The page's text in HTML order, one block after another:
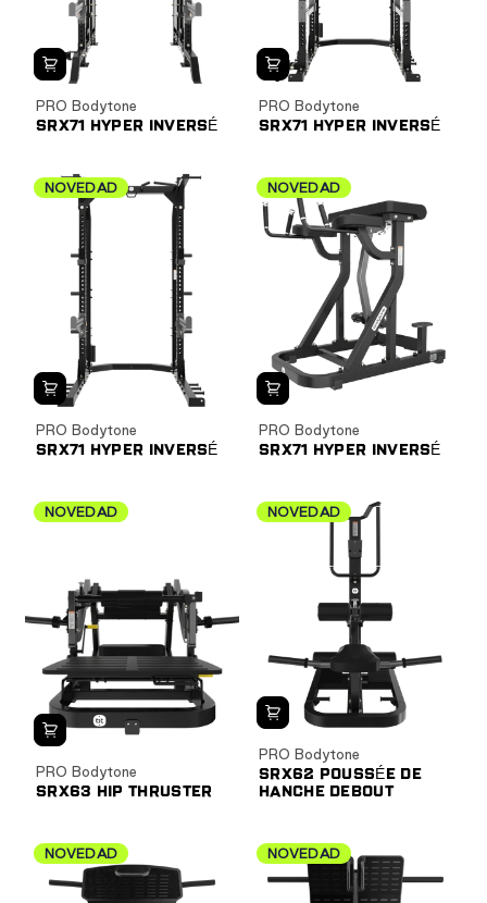
PRO Bodytone
SRX71 HYPER INVERSÉ
PRO Bodytone
SRX71 HYPER INVERSÉ
NOVEDAD
PRO Bodytone
SRX71 HYPER INVERSÉ
NOVEDAD
PRO Bodytone
SRX71 HYPER INVERSÉ
NOVEDAD
PRO Bodytone
SRX63 HIP THRUSTER
NOVEDAD
PRO Bodytone
SRX62 POUSSÉE DE
HANCHE DEBOUT
NOVEDAD NOVEDAD